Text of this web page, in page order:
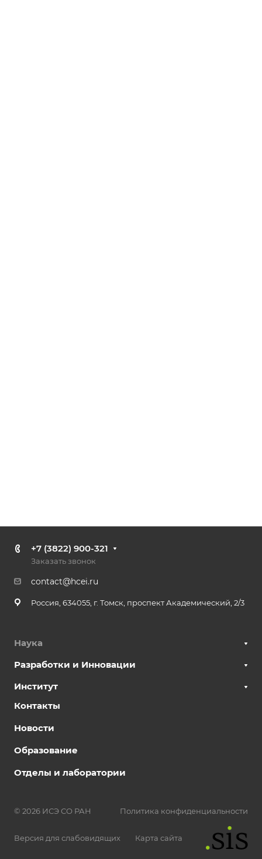
+7 (3822) 900-321
Заказать звонок
contact@hcei.ru
Россия, 634055, г. Томск, проспект Академический, 2/3
Наука
Разработки и Инновации
Институт
Контакты
Новости
Образование
Отделы и лаборатории
© 2026 ИСЭ СО РАН Политика конфиденциальности
Версия для слабовидящих Карта сайта